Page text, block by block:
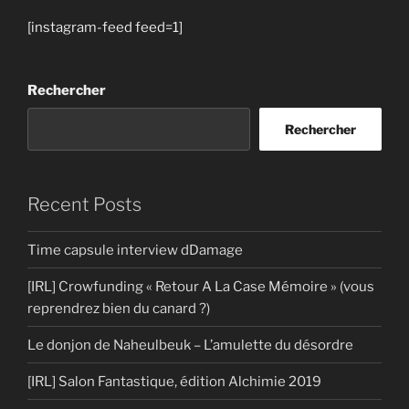
[instagram-feed feed=1]
Rechercher
Rechercher
Recent Posts
Time capsule interview dDamage
[IRL] Crowfunding « Retour A La Case Mémoire » (vous
reprendrez bien du canard ?)
Le donjon de Naheulbeuk – L’amulette du désordre
[IRL] Salon Fantastique, édition Alchimie 2019